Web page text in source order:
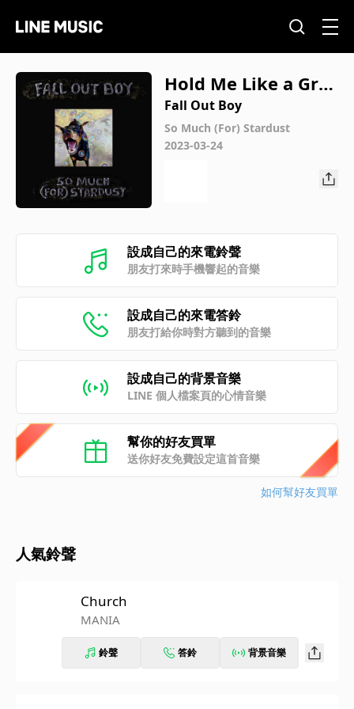
Hold Me Like a Gru
dge
Fall Out Boy
So Much (For) Stardust
2023-03-24
設成自己的來電鈴聲
朋友打來時手機響起的音樂
設成自己的來電答鈴
朋友打給你時對方聽到的音樂
設成自己的背景音樂
LINE 個人檔案頁的心情音樂
幫你的好友買單
送你好友免費設定這首音樂
如何幫好友買單
人氣鈴聲
Church
MANIA
鈴聲 答鈴 背景音樂